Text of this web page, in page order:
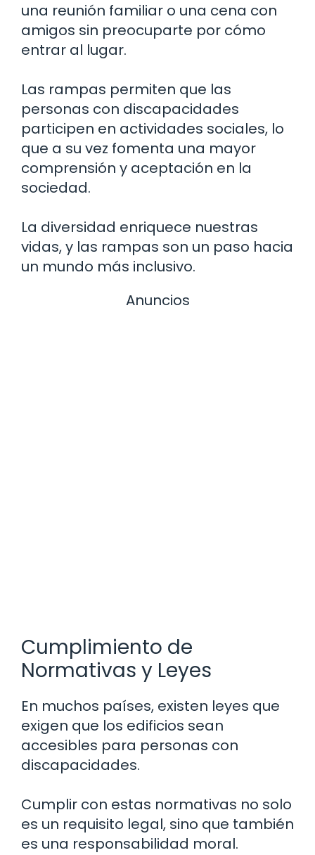
una reunión familiar o una cena con
amigos sin preocuparte por cómo
entrar al lugar.
Las rampas permiten que las
personas con discapacidades
participen en actividades sociales, lo
que a su vez fomenta una mayor
comprensión y aceptación en la
sociedad.
La diversidad enriquece nuestras
vidas, y las rampas son un paso hacia
un mundo más inclusivo.
Anuncios
Cumplimiento de
Normativas y Leyes
En muchos países, existen leyes que
exigen que los edificios sean
accesibles para personas con
discapacidades.
Cumplir con estas normativas no solo
es un requisito legal, sino que también
es una responsabilidad moral.